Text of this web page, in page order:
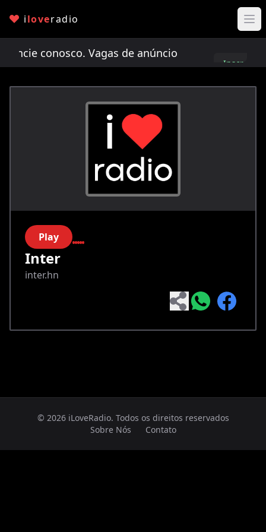
iloveradio
conosco. Vagas de anúncio limitadas!
Inscreva-
Play
Inter
inter.hn
© 2026 iLoveRadio. Todos os direitos reservados
Sobre Nós
Contato